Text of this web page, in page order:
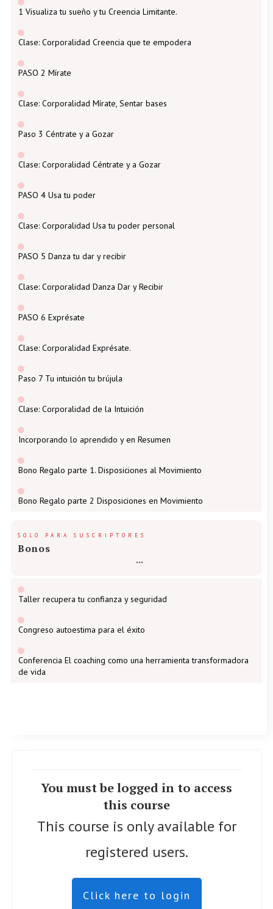
You must be logged in to access
this course
This course is only available for
registered users.
Click here to login
1 Visualiza tu sueño y tu Creencia Limitante.
Clase: Corporalidad Creencia que te empodera
PASO 2 Mírate
Clase: Corporalidad Mírate, Sentar bases
Paso 3 Céntrate y a Gozar
Clase: Corporalidad Céntrate y a Gozar
PASO 4 Usa tu poder
Clase: Corporalidad Usa tu poder personal
PASO 5 Danza tu dar y recibir
Clase: Corporalidad Danza Dar y Recibir
PASO 6 Exprésate
Clase: Corporalidad Exprésate.
Paso 7 Tu intuición tu brújula
Clase: Corporalidad de la Intuición
Incorporando lo aprendido y en Resumen
Bono Regalo parte 1. Disposiciones al Movimiento
Bono Regalo parte 2 Disposiciones en Movimiento
SOLO PARA SUSCRIPTORES
Bonos
Taller recupera tu confianza y seguridad
Congreso autoestima para el éxito
Conferencia El coaching como una herramienta transformadora
de vida